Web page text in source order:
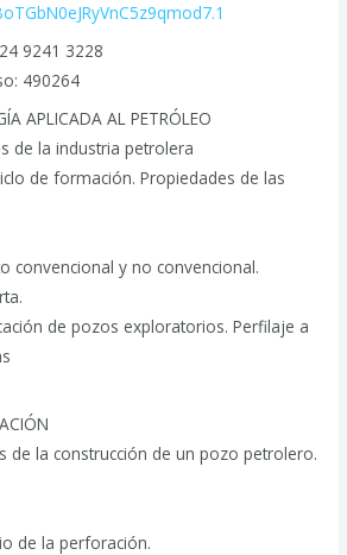
9241 3228
490264
APLICADA AL PETRÓLEO
de la industria petrolera
de formación. Propiedades de las
convencional y no convencional.
de pozos exploratorios. Perfilaje a
de la construcción de un pozo petrolero.
de la perforación.